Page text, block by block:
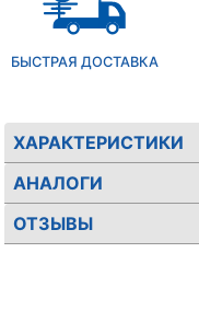
БЫСТРАЯ ДОСТАВКА
ХАРАКТЕРИСТИКИ
АНАЛОГИ
ОТЗЫВЫ